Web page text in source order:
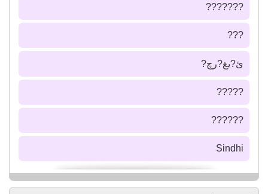
???????
???
ئ?يغ?رچ?
?????
??????
Sindhi